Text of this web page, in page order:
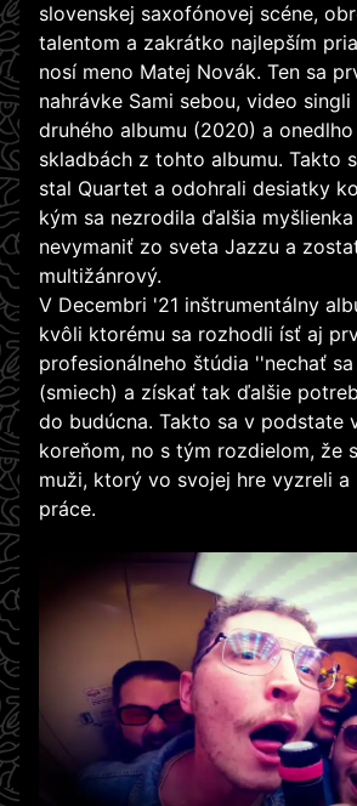
slovenskej saxofónovej scéne,
talentom a zakrátko najlepším
nosí meno Matej Novák. Ten sa
nahrávke Sami sebou, video singli
druhého albumu (2020) a
skladbách z tohto albumu. Takto
stal Quartet a odohrali desiatky
kým sa nezrodila ďalšia
nevymaniť zo sveta Jazzu a
multižánrový.
V Decembri '21 inštrumentálny
kvôli ktorému sa rozhodli ísť aj
profesionálneho štúdia ''nechať
(smiech) a získať tak ďalšie
do budúcna. Takto sa v podstate
koreňom, no s tým rozdielom, že
muži, ktorý vo svojej hre vyzreli a
práce.